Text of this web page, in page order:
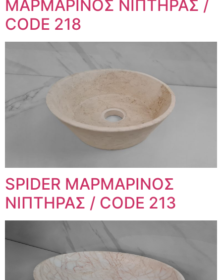
ΜΑΡΜΑΡΙΝΟΣ ΝΙΠΤΗΡΑΣ /
CODE 218
SPIDER ΜΑΡΜΑΡΙΝΟΣ
ΝΙΠΤΗΡΑΣ / CODE 213